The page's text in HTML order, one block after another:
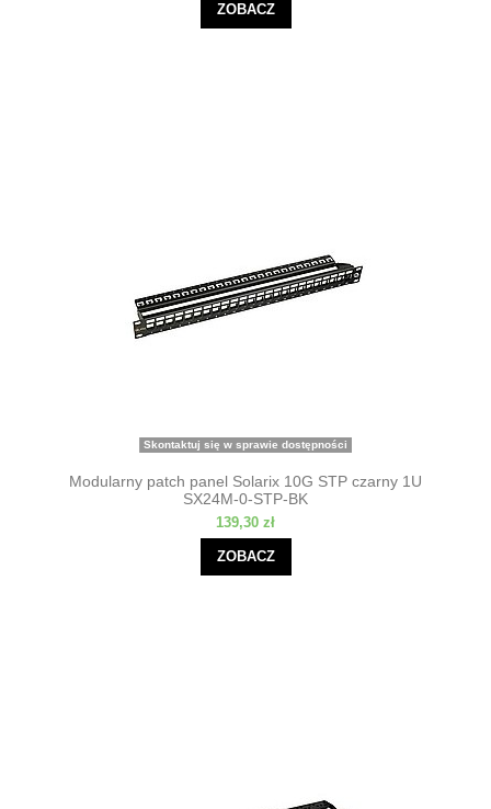
ZOBACZ
Skontaktuj się w sprawie dostępności
Modularny patch panel Solarix 10G STP czarny 1U
SX24M-0-STP-BK
139,30 zł
ZOBACZ